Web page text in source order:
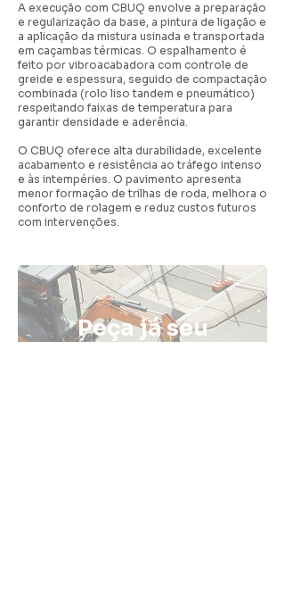
A execução com CBUQ envolve a preparação
e regularização da base, a pintura de ligação e
a aplicação da mistura usinada e transportada
em caçambas térmicas. O espalhamento é
feito por vibroacabadora com controle de
greide e espessura, seguido de compactação
combinada (rolo liso tandem e pneumático)
respeitando faixas de temperatura para
garantir densidade e aderência.
O CBUQ oferece alta durabilidade, excelente
acabamento e resistência ao tráfego intenso
e às intempéries. O pavimento apresenta
menor formação de trilhas de roda, melhora o
conforto de rolagem e reduz custos futuros
com intervenções.
Peça já seu